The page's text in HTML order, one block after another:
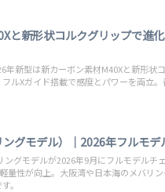
と新形状コルクグリップで進
年新型は新カーボン素材M40Xと新形状
ルXガイド搭載で感度とパワーを両立
グモデル）｜2026年フルモ
グモデルが2026年9月にフルモデルチ
量性が向上。大阪湾や日本海のメバリ
。